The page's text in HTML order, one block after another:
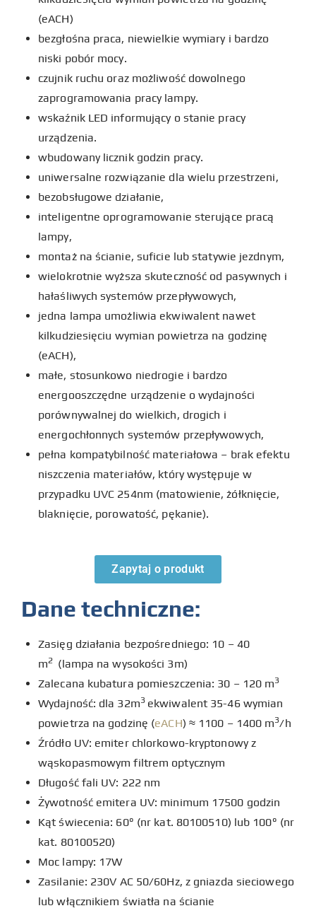
(eACH)
bezgłośna praca, niewielkie wymiary i bardzo
niski pobór mocy.
czujnik ruchu oraz możliwość dowolnego
zaprogramowania pracy lampy.
wskaźnik LED informujący o stanie pracy
urządzenia.
wbudowany licznik godzin pracy.
uniwersalne rozwiązanie dla wielu przestrzeni,
bezobsługowe działanie,
inteligentne oprogramowanie sterujące pracą
lampy,
montaż na ścianie, suficie lub statywie jezdnym,
wielokrotnie wyższa skuteczność od pasywnych i
hałaśliwych systemów przepływowych,
jedna lampa umożliwia ekwiwalent nawet
kilkudziesięciu wymian powietrza na godzinę
(eACH),
małe, stosunkowo niedrogie i bardzo
energooszczędne urządzenie o wydajności
porównywalnej do wielkich, drogich i
energochłonnych systemów przepływowych,
pełna kompatybilność materiałowa – brak efektu
niszczenia materiałów, który występuje w
przypadku UVC 254nm (matowienie, żółknięcie,
blaknięcie, porowatość, pękanie).
Zapytaj o produkt
Dane techniczne:
Zasięg działania bezpośredniego: 10 – 40
m2
(lampa na wysokości 3m)
Zalecana kubatura pomieszczenia: 30 – 120 m3
Wydajność: dla 32m3 ekwiwalent 35-46 wymian
powietrza na godzinę (eACH) ≈ 1100 – 1400 m3/h
Źródło UV: emiter chlorkowo-kryptonowy z
wąskopasmowym filtrem optycznym
Długość fali UV: 222 nm
Żywotność emitera UV: minimum 17500 godzin
Kąt świecenia: 60° (nr kat. 80100510) lub 100° (nr
kat. 80100520)
Moc lampy: 17W
Zasilanie: 230V AC 50/60Hz, z gniazda sieciowego
lub włącznikiem światła na ścianie